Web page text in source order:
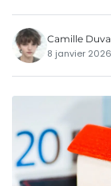
Camille
8 janvier 2026